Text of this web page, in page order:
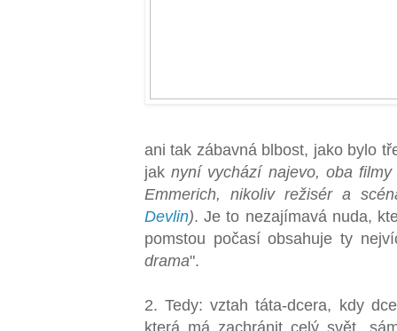
ani tak zábavná blbost, jako bylo
jak nyní vychází najevo, oba
Emmerich, nikoliv režisér a
Devlin). Je to nezajímavá nuda,
pomstou počasí obsahuje ty
drama".
2. Tedy: vztah táta-dcera, kdy
která má zachránit celý svět,